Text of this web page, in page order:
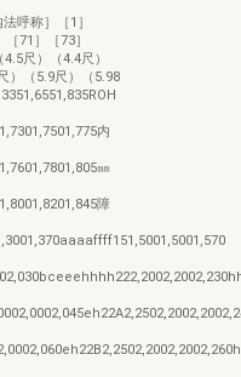
呼称］［1］
71］［73］
尺）（4.4尺）
）（5.9尺）（5.98
内
㎜
障